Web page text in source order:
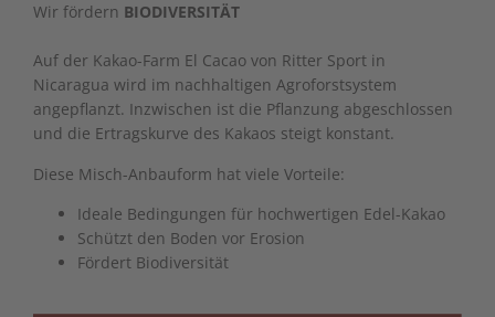
Wir fördern BIODIVERSITÄT
Auf der Kakao-Farm El Cacao von Ritter Sport in
Nicaragua wird im nachhaltigen Agroforstsystem
angepflanzt. Inzwischen ist die Pflanzung abgeschlossen
und die Ertragskurve des Kakaos steigt konstant.
Diese Misch-Anbauform hat viele Vorteile:
Ideale Bedingungen für hochwertigen Edel-Kakao
Schützt den Boden vor Erosion
Fördert Biodiversität